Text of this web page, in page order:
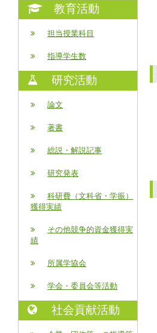
教育活動
担当授業科目
指導学生数
研究活動
論文
著書
総説・解説記事
研究発表
科研費（文科省・学振）
獲得実績
その他競争的資金獲得実
績
所属学協会
学会・委員会等活動
社会貢献活動